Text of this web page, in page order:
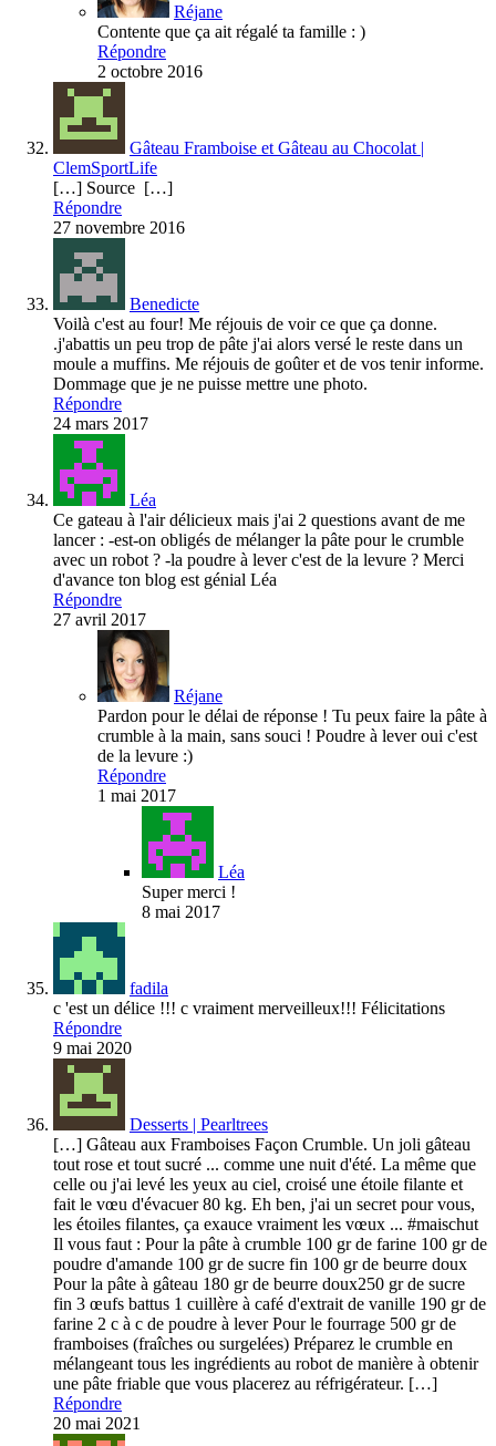
Réjane
Contente que ça ait régalé ta famille : )
Répondre
2 octobre 2016
Gâteau Framboise et Gâteau au Chocolat |
ClemSportLife
[…] Source […]
Répondre
27 novembre 2016
Benedicte
Voilà c'est au four! Me réjouis de voir ce que ça donne.
.j'abattis un peu trop de pâte j'ai alors versé le reste dans un
moule a muffins. Me réjouis de goûter et de vos tenir informe.
Dommage que je ne puisse mettre une photo.
Répondre
24 mars 2017
Léa
Ce gateau à l'air délicieux mais j'ai 2 questions avant de me
lancer : -est-on obligés de mélanger la pâte pour le crumble
avec un robot ? -la poudre à lever c'est de la levure ? Merci
d'avance ton blog est génial Léa
Répondre
27 avril 2017
Réjane
Pardon pour le délai de réponse ! Tu peux faire la pâte à
crumble à la main, sans souci ! Poudre à lever oui c'est
de la levure :)
Répondre
1 mai 2017
Léa
Super merci !
8 mai 2017
fadila
c 'est un délice !!! c vraiment merveilleux!!! Félicitations
Répondre
9 mai 2020
Desserts | Pearltrees
[…] Gâteau aux Framboises Façon Crumble. Un joli gâteau
tout rose et tout sucré ... comme une nuit d'été. La même que
celle ou j'ai levé les yeux au ciel, croisé une étoile filante et
fait le vœu d'évacuer 80 kg. Eh ben, j'ai un secret pour vous,
les étoiles filantes, ça exauce vraiment les vœux ... #maischut
Il vous faut : Pour la pâte à crumble 100 gr de farine 100 gr de
poudre d'amande 100 gr de sucre fin 100 gr de beurre doux
Pour la pâte à gâteau 180 gr de beurre doux250 gr de sucre
fin 3 œufs battus 1 cuillère à café d'extrait de vanille 190 gr de
farine 2 c à c de poudre à lever Pour le fourrage 500 gr de
framboises (fraîches ou surgelées) Préparez le crumble en
mélangeant tous les ingrédients au robot de manière à obtenir
une pâte friable que vous placerez au réfrigérateur. […]
Répondre
20 mai 2021